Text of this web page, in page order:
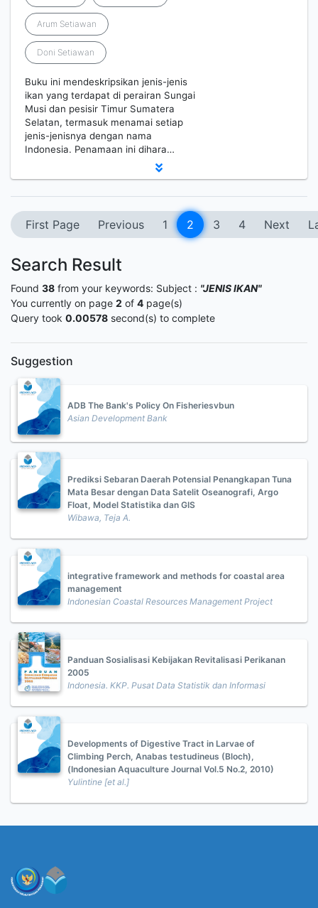
Arum Setiawan
Doni Setiawan
Buku ini mendeskripsikan jenis-jenis
ikan yang terdapat di perairan Sungai
Musi dan pesisir Timur Sumatera
Selatan, termasuk menamai setiap
jenis-jenisnya dengan nama
Indonesia. Penamaan ini dihara…
First Page Previous 1 2 3 4 Next
Search Result
Found 38 from your keywords: Subject : "JENIS IKAN"
You currently on page 2 of 4 page(s)
Query took 0.00578 second(s) to complete
Suggestion
ADB The Bank's Policy On Fisheriesvbun
Asian Development Bank
Prediksi Sebaran Daerah Potensial Penangkapan Tuna
Mata Besar dengan Data Satelit Oseanografi, Argo
Float, Model Statistika dan GIS
Wibawa, Teja A.
integrative framework and methods for coastal area
management
Indonesian Coastal Resources Management Project
Panduan Sosialisasi Kebijakan Revitalisasi Perikanan
2005
Indonesia. KKP. Pusat Data Statistik dan Informasi
Developments of Digestive Tract in Larvae of
Climbing Perch, Anabas testudineus (Bloch),
(Indonesian Aquaculture Journal Vol.5 No.2, 2010)
Yulintine [et al.]